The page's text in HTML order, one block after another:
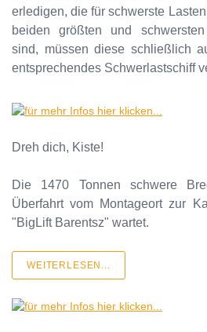
erledigen, die für schwerste
beiden größten und
sind, müssen diese schließlich
entsprechendes Schwerlastschiff
Dreh dich, Kiste!
Die 1470 Tonnen schwere
Überfahrt vom Montageort zur
"BigLift Barentsz" wartet.
WEITERLESEN...